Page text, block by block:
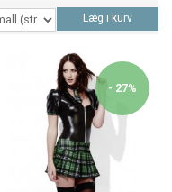
Læg i kurv
- 27%